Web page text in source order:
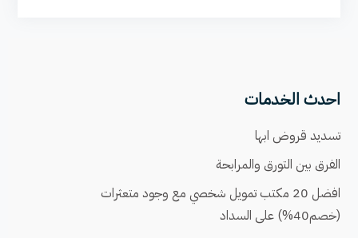
احدث الخدمات
تسديد قروض ابها
الفرق بين التورق والمرابحة
افضل 20 مكتب تمويل شخصي مع وجود متعثرات
(خصم40%) على السداد